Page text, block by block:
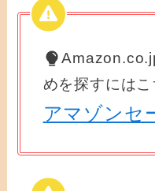
めを探すにはこ
アマゾンセ